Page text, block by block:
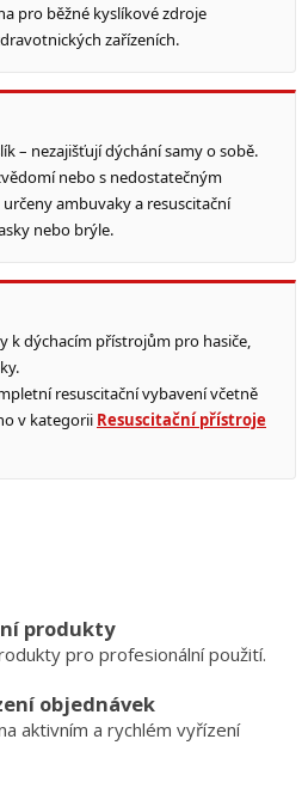
pro běžné kyslíkové zdroje
zařízeních.
– nezajišťují dýchání samy o sobě.
nebo s nedostatečným
ambuvaky a resuscitační
nebo brýle.
k dýchacím přístrojům pro hasiče,
resuscitační vybavení včetně
v kategorii Resuscitační přístroje
produkty
pro profesionální použití.
objednávek
aktivním a rychlém vyřízení